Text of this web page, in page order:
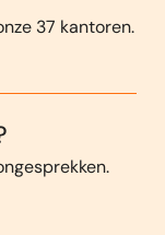
37 kantoren.